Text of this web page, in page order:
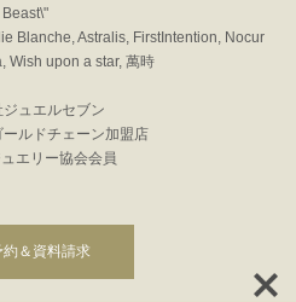
Beast\"
Blanche, Astralis, FirstIntention, Nocur
Wish upon a star, 萬時
ュエルセブン
ルドチェーン加盟店
エリー協会会員
約＆資料請求